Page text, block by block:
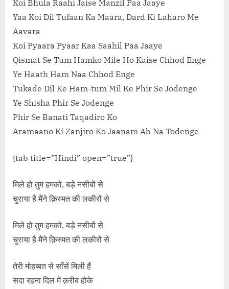
Koi Bhula Raahi Jaise Manzil Paa Jaaye
Yaa Koi Dil Tufaan Ka Maara, Dard Ki Laharo Me
Aavara
Koi Pyaara Pyaar Kaa Saahil Paa Jaaye
Qismat Se Tum Hamko Mile Ho Kaise Chhod Enge
Ye Haath Ham Naa Chhod Enge
Tukade Dil Ke Ham-tum Mil Ke Phir Se Jodenge
Ye Shisha Phir Se Jodenge
Phir Se Banati Taqadiro Ko
Aramaano Ki Zanjiro Ko Jaanam Ab Na Todenge
{tab title=”Hindi” open=”true”}
मिले हो तुम हमको, बड़े नसीबों से
चुराया है मैंने क़िस्मत की लकीरों से
मिले हो तुम हमको, बड़े नसीबों से
चुराया है मैंने क़िस्मत की लकीरों से
तेरी मोहब्बत से साँसें मिली हैं
सदा रहना दिल में क़रीब होके